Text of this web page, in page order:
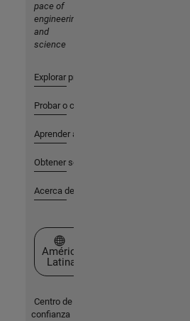
pace of
engineering
and
science
Explorar productos
Probar o comprar
Aprender a utilizar
Obtener soporte
Acerca de MathWorks
Seleccione un país/idioma
América
Latina
Centro de
confianza